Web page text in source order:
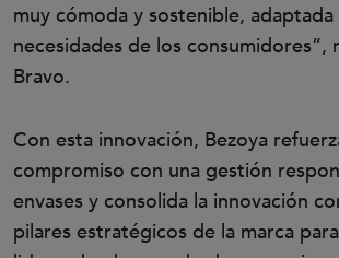
muy cómoda y sostenible, adaptada
necesidades de los consumidores”,
Bravo.
Con esta innovación, Bezoya
compromiso con una gestión
envases y consolida la innovación
pilares estratégicos de la marca